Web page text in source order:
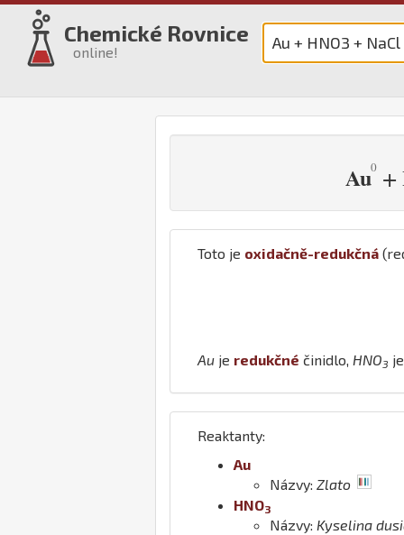
Chemické Rovnice
online!
Au +
Toto je oxidačně-redukčná
Au je redukčné činidlo, HNO3
Reaktanty:
Au
Názvy: Zlato
HNO3
Názvy: Kyselina